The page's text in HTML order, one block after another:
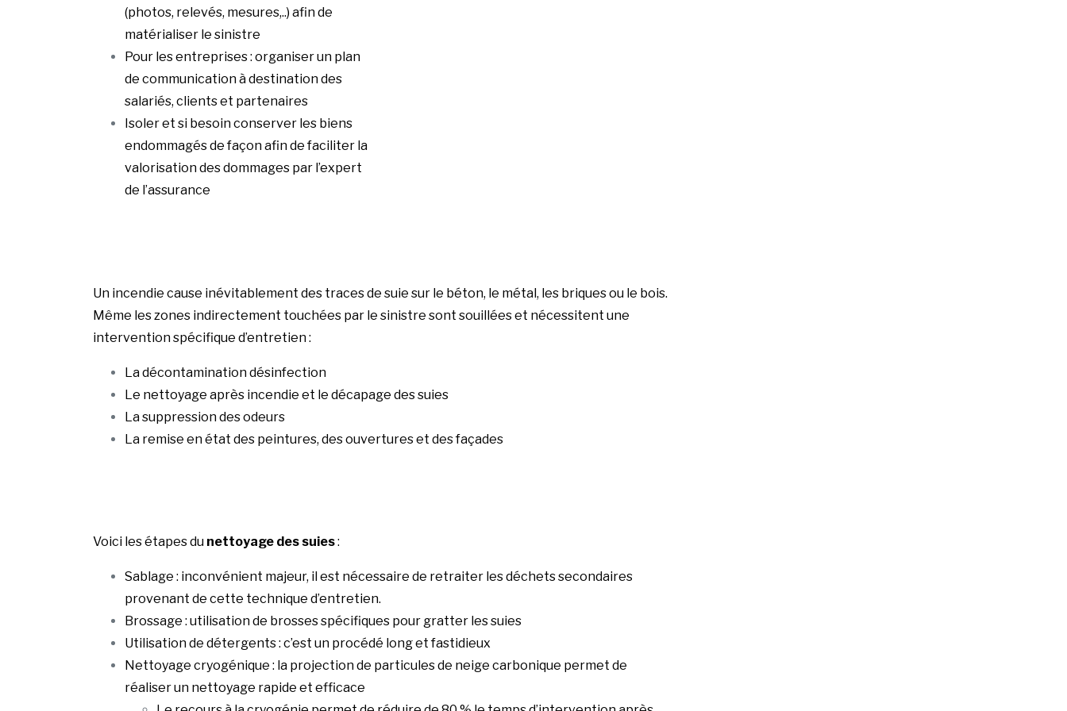
(photos, relevés, mesures,..) afin de
matérialiser le sinistre
Pour les entreprises : organiser un plan
de communication à destination des
salariés, clients et partenaires
Isoler et si besoin conserver les biens
endommagés de façon afin de faciliter la
valorisation des dommages par l’expert
de l’assurance
Un incendie cause inévitablement des traces de suie sur le béton, le métal, les briques ou le bois.
Même les zones indirectement touchées par le sinistre sont souillées et nécessitent une
intervention spécifique d’entretien :
La décontamination désinfection
Le nettoyage après incendie et le décapage des suies
La suppression des odeurs
La remise en état des peintures, des ouvertures et des façades
Voici les étapes du nettoyage des suies:
Sablage : inconvénient majeur, il est nécessaire de retraiter les déchets secondaires
provenant de cette technique d’entretien.
Brossage : utilisation de brosses spécifiques pour gratter les suies
Utilisation de détergents : c’est un procédé long et fastidieux
Nettoyage cryogénique : la projection de particules de neige carbonique permet de
réaliser un nettoyage rapide et efficace